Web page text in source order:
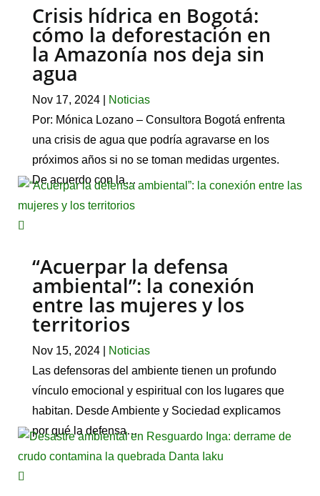
Crisis hídrica en Bogotá:
cómo la deforestación en
la Amazonía nos deja sin
agua
Nov 17, 2024|
Noticias
Por: Mónica Lozano – Consultora Bogotá enfrenta
una crisis de agua que podría agravarse en los
próximos años si no se toman medidas urgentes.
De acuerdo con la…
“Acuerpar la defensa
ambiental”: la conexión
entre las mujeres y los
territorios
Nov 15, 2024|
Noticias
Las defensoras del ambiente tienen un profundo
vínculo emocional y espiritual con los lugares que
habitan. Desde Ambiente y Sociedad explicamos
por qué la defensa…